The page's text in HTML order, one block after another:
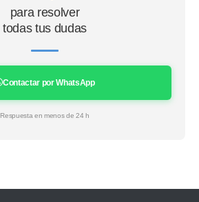
para resolver
todas tus dudas
Contactar por WhatsApp
Respuesta en menos de 24 h